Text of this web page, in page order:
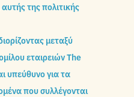
της πολιτικής
μεταξύ
εταιρειών The
υπεύθυνο για τα
που συλλέγονται